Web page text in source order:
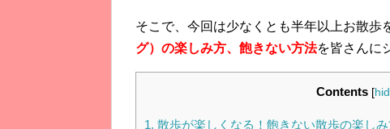
そこで、今回は少なくとも半年以上お散歩
グ）の楽しみ方、飽きない方法を皆さんに
Contents [
1. 散歩が楽しくなる！飽きない散歩の楽し